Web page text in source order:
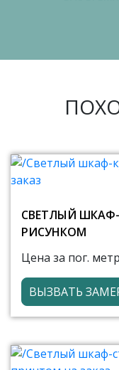
СВЕТЛЫЙ
РИСУНКОМ
Цена за пог.
ВЫЗВАТЬ